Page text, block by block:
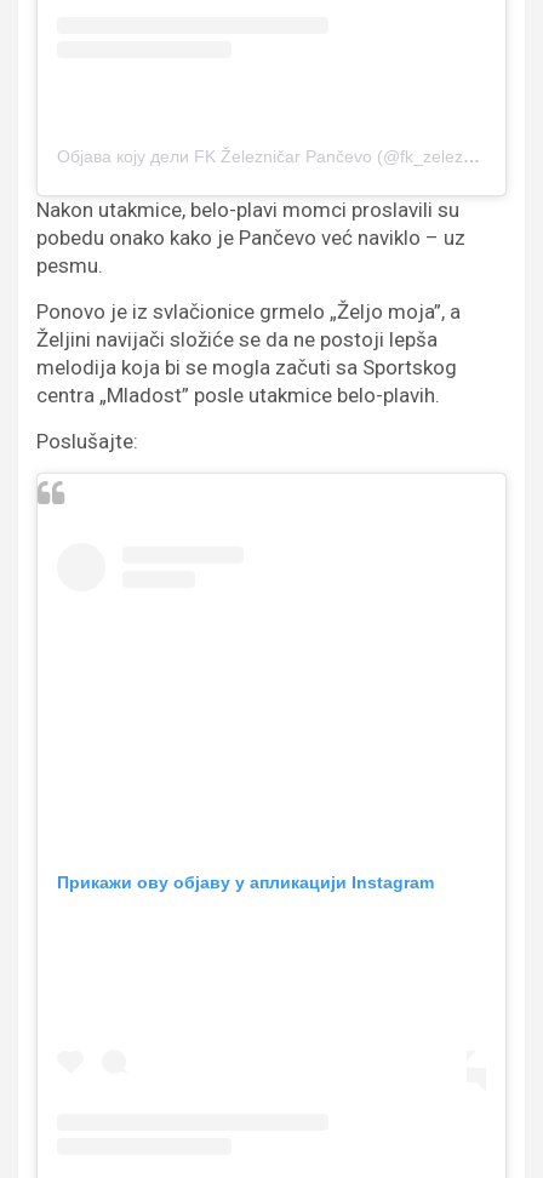
Објава коју дели FK Železničar Pančevo (@fk_zeleznicar_pancevo)
Nakon utakmice, belo-plavi momci proslavili su
pobedu onako kako je Pančevo već naviklo – uz
pesmu.
Ponovo je iz svlačionice grmelo „Željo moja”, a
Željini navijači složiće se da ne postoji lepša
melodija koja bi se mogla začuti sa Sportskog
centra „Mladost” posle utakmice belo-plavih.
Poslušajte:
Прикажи ову објаву у апликацији Instagram